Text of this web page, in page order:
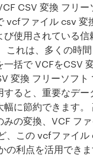
CSV 変換 フリー
vcfファイル csv 変
使用されている信
これは、多くの時
一括で VCFをCSV
変換 フリーソフト
すると、重要なデー
幅に節約できます
の変換、VCF フ
、この vcfファイル
の利点を活用できま